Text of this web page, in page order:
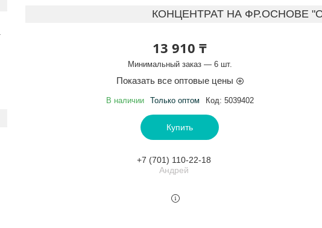
КОНЦЕНТРАТ НА ФР.ОСНОВЕ
13 910 ₸
Минимальный заказ — 6 шт.
Показать все оптовые цены
В наличии Только оптом Код: 5039402
Купить
+7 (701) 110-22-18
Андрей